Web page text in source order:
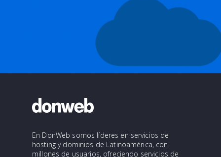
En DonWeb somos líderes en servicios de
hosting y dominios de Latinoamérica, con
millones de usuarios, ofreciendo servicios de